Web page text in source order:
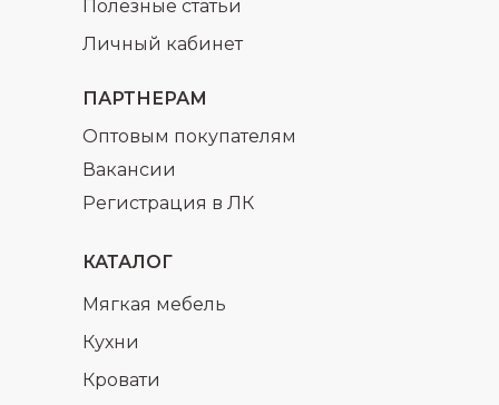
ПАРТНЕРАМ
Регистрация в ЛК
Оптовым покупателям
Вакансии
КАТАЛОГ
Кухни
Мягкая мебель
Кровати
Полезные статьи
Личный кабинет